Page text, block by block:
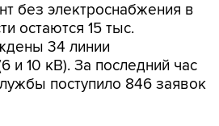
без электроснабжения в
остаются 15 тыс.
34 линии
и 10 кВ). За последний час
поступило 846 заявок